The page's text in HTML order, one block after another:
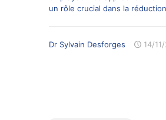
un rôle crucial dans la
Dr Sylvain Desforges 14/